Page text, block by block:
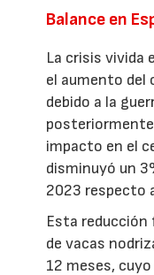
Balance en
La crisis vivida
el aumento del
debido a la
impacto en el
disminuyó un
2023 respecto
Esta reducción
de vacas
12 meses,